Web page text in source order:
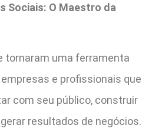
Sociais: O Maestro da
tornaram uma ferramenta
e profissionais que
com seu público, construir
resultados de negócios.